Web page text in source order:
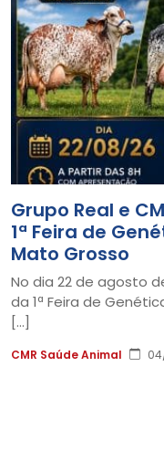
Grupo Real e
1ª Feira de
Mato Grosso
No dia 22 de agosto
da 1ª Feira de
[…]
CMR Saúde Animal